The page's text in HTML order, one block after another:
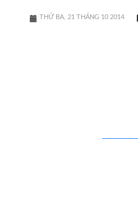
THỨ BA, 21 THÁNG 10 2014